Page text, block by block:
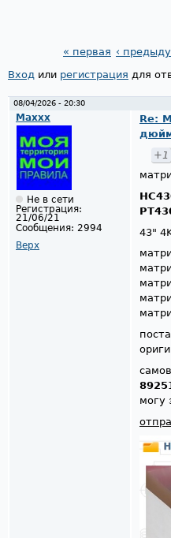
Страницы
« первая ‹
Вход или регистрация для
08/04/2026 - 20:30
Maxxx
Не в сети
Регистрация:
21/06/21
Сообщения: 2994
Верх
Re:
+1
43"
могу